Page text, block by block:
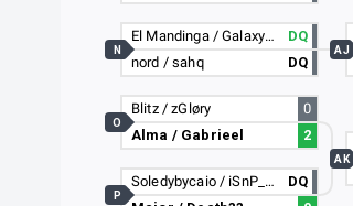
El Mandinga / GalaxyPredators
DQ
nord / sahq
DQ
N
Blitz / zGløry
0
Alma / Gabrieel
2
O
Soledybycaio / iSnP_DeHiT
DQ
P
AJ
AK